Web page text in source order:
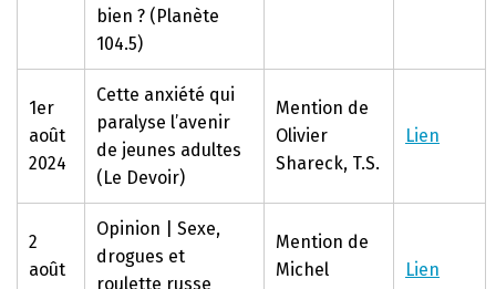
bien ? (Planète
104.5)
1er
août
2024
Cette anxiété qui
paralyse l’avenir
de jeunes adultes
(Le Devoir)
Mention de
Olivier
Shareck, T.S.
Lien
2
août
Opinion | Sexe,
drogues et
roulette russe
Mention de
Michel
Lien